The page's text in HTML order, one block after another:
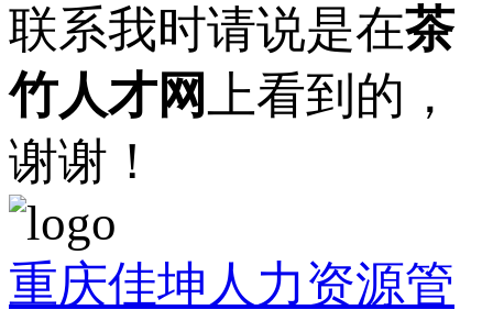
联系我时请说是在茶
竹人才网
上看到的，
谢谢！
重庆佳坤人力资源管